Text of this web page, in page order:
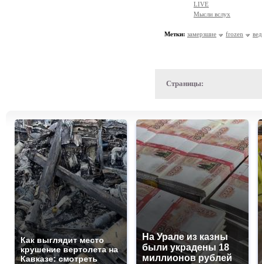
LIVE
Мысли вслух
Метки: замерзшие frozen
Страницы:
Как выглядит место
крушение вертолета на
Кавказе: смотреть
На Урале из казны
были украдены 18
миллионов рублей